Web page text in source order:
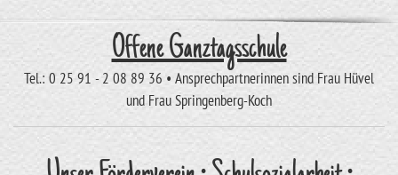
Offene Ganztagsschule
Tel.: 0 25 91 - 2 08 89 36 • Ansprechpartnerinnen sind Frau Hüvel
und Frau Springenberg-Koch